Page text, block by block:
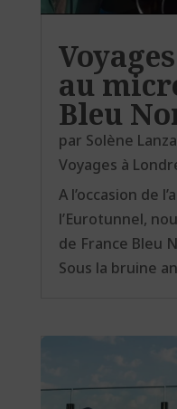
au
Bleu
par Solène Lanza
Voyages à
A l’occasion de
l’Eurotunnel,
de France Bleu
Sous la bruine